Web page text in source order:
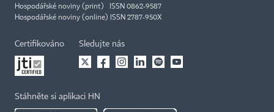
Hospodářské noviny (print) ISSN 0862-9587
Hospodářské noviny (online) ISSN 2787-950X
Certifikováno Sledujte nás
Stáhněte si aplikaci HN